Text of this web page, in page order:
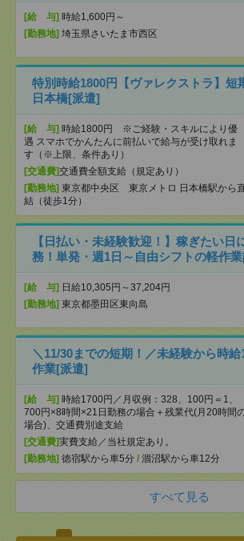
[給 与] 時給1,600円～
[勤務地] 埼玉県さいたま市西区
特別時給1800円【ヴァレクストラ】
日本橋[派遣]
[給 与] 時給1800円 ※ご経験・スキルにより優
遇 スマホでかんたんに前払いで給与が受け取れま
す（※上限、条件あり）
[交通費]交通費全額支給（規定あり）
[勤務地] 東京都中央区 東京メトロ 日本橋駅から
結（徒歩1分）
【日払い・未経験歓迎！】稼ぎたい日
務！単発・週1日～自由シフトの軽作
[給 与] 日給10,305円～37,204円
[勤務地] 東京都墨田区東向島
＼11/30までの短期！／未経験から時
作業[派遣]
[給 与] 時給1700円／月収例：328、100円＝1、
700円×8時間×21日勤務の場合＋残業代(月20時間
場合)、交通費別途支給
[交通費]実費支給／当社規定あり。
[勤務地] 徳宿駅から車5分 / 涸沼駅から車12分
すべて見る